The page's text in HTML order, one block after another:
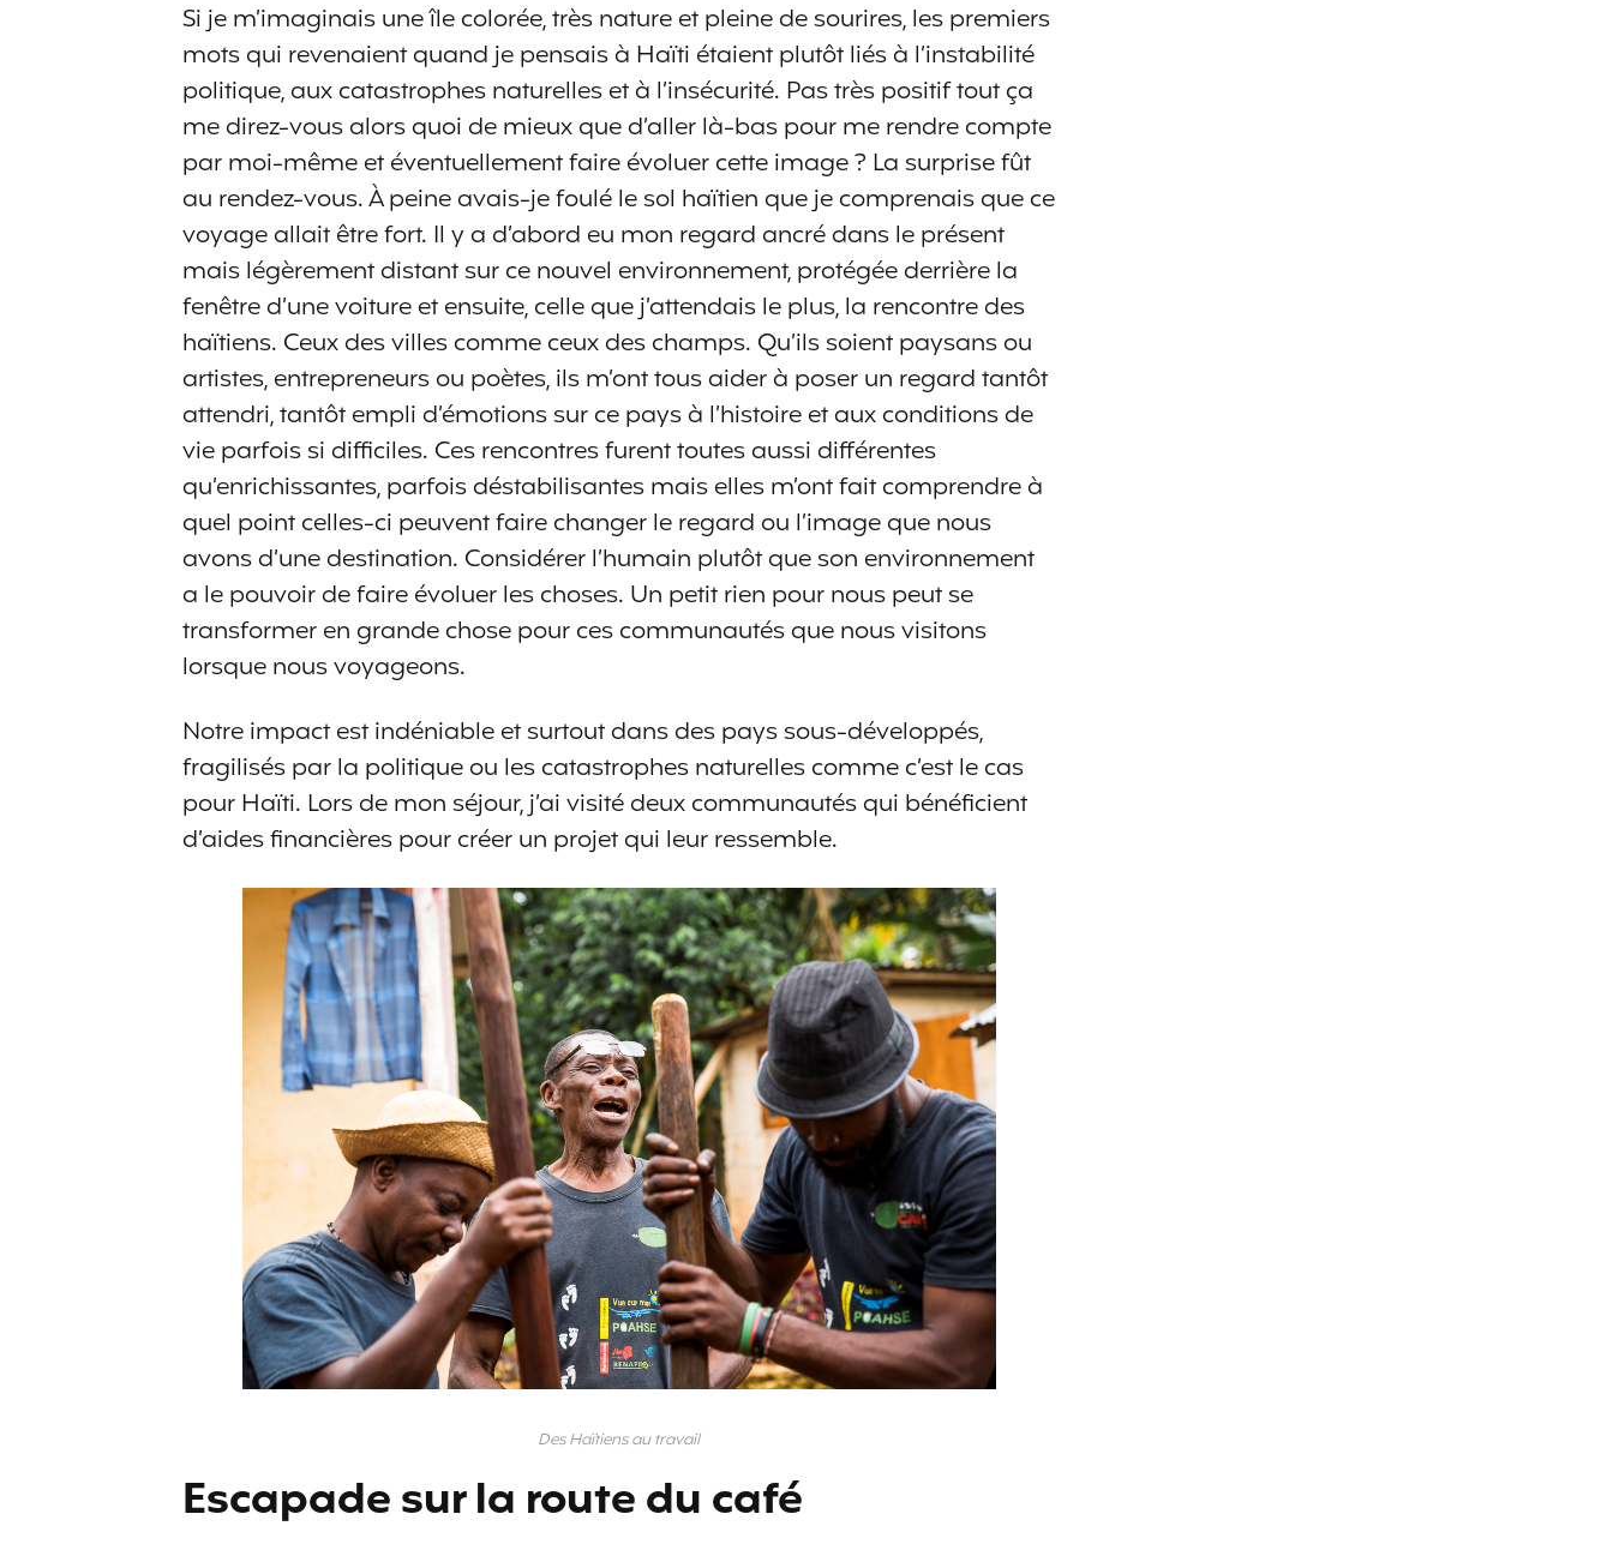
Si je m’imaginais une île colorée, très nature et pleine de sourires, les premiers
mots qui revenaient quand je pensais à Haïti étaient plutôt liés à l’instabilité
politique, aux catastrophes naturelles et à l’insécurité. Pas très positif tout ça
me direz-vous alors quoi de mieux que d’aller là-bas pour me rendre compte
par moi-même et éventuellement faire évoluer cette image ? La surprise fût
au rendez-vous. À peine avais-je foulé le sol haïtien que je comprenais que ce
voyage allait être fort. Il y a d’abord eu mon regard ancré dans le présent
mais légèrement distant sur ce nouvel environnement, protégée derrière la
fenêtre d’une voiture et ensuite, celle que j’attendais le plus, la rencontre des
haïtiens. Ceux des villes comme ceux des champs. Qu’ils soient paysans ou
artistes, entrepreneurs ou poètes, ils m’ont tous aider à poser un regard tantôt
attendri, tantôt empli d’émotions sur ce pays à l’histoire et aux conditions de
vie parfois si difficiles. Ces rencontres furent toutes aussi différentes
qu’enrichissantes, parfois déstabilisantes mais elles m’ont fait comprendre à
quel point celles-ci peuvent faire changer le regard ou l’image que nous
avons d’une destination. Considérer l’humain plutôt que son environnement
a le pouvoir de faire évoluer les choses. Un petit rien pour nous peut se
transformer en grande chose pour ces communautés que nous visitons
lorsque nous voyageons.
Notre impact est indéniable et surtout dans des pays sous-développés,
fragilisés par la politique ou les catastrophes naturelles comme c’est le cas
pour Haïti. Lors de mon séjour, j’ai visité deux communautés qui bénéficient
d’aides financières pour créer un projet qui leur ressemble.
Des Haïtiens au travail
Escapade sur la route du café